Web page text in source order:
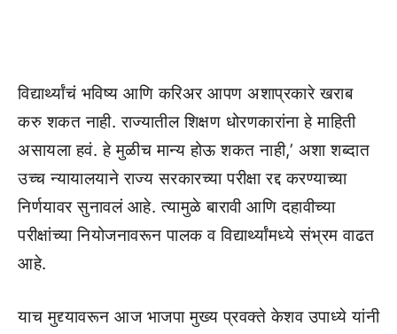
विद्यार्थ्यांचं भविष्य आणि करिअर आपण अशाप्रकारे खराब
करु शकत नाही. राज्यातील शिक्षण धोरणकारांना हे माहिती
असायला हवं. हे मुळीच मान्य होऊ शकत नाही,’ अशा शब्दात
उच्च न्यायालयाने राज्य सरकारच्या परीक्षा रद्द करण्याच्या
निर्णयावर सुनावलं आहे. त्यामुळे बारावी आणि दहावीच्या
परीक्षांच्या नियोजनावरून पालक व विद्यार्थ्यांमध्ये संभ्रम वाढत
आहे.
याच मुद्द्यावरून आज भाजपा मुख्य प्रवक्ते केशव उपाध्ये यांनी